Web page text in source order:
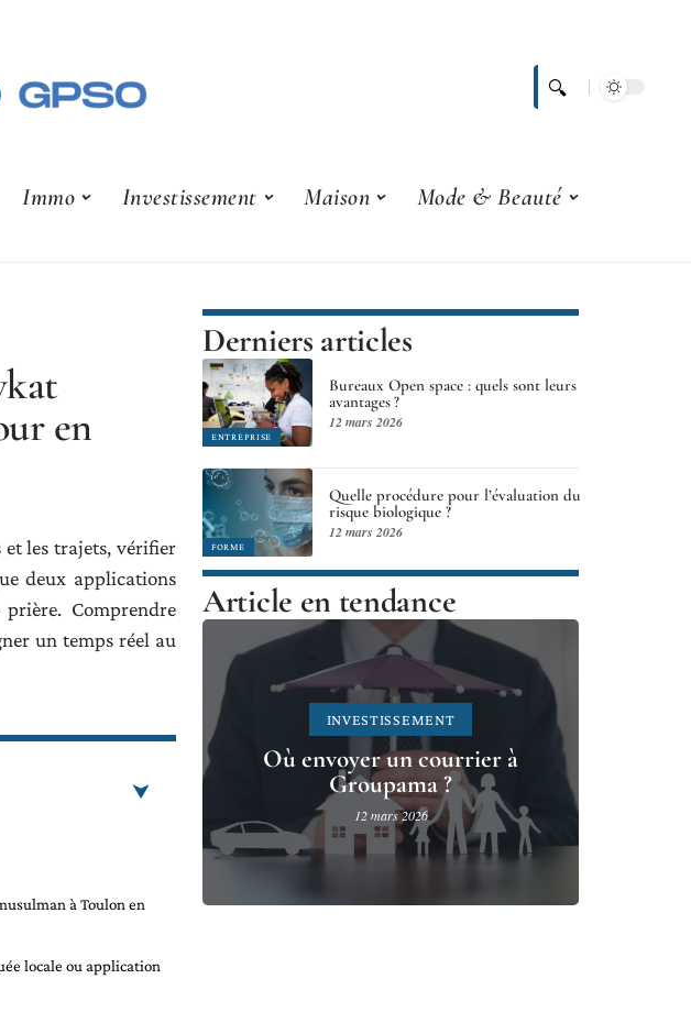
Immo Investissement Maison
Mode & Beauté
en
et les trajets, vérifier
deux applications
Comprendre
un temps réel au
à Toulon en
locale ou application
Derniers articles
ENTREPRISE
Bureaux Open space : quels sont leurs
avantages ?
12 mars 2026
FORME
Quelle procédure pour l’évaluation du
risque biologique ?
12 mars 2026
Article en tendance
INVESTISSEMENT
Où envoyer un courrier à
Groupama ?
12 mars 2026